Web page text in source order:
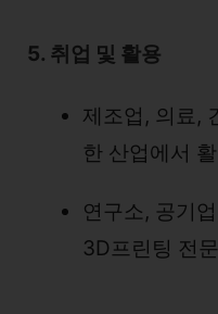
5. 취업 및 활용
제조업, 의료,
한 산업에서
연구소, 공기
3D프린팅 전